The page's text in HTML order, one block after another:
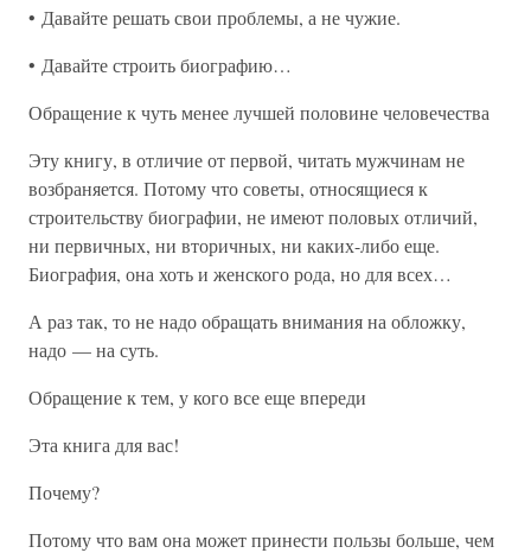
• Давайте решать свои проблемы, а не чужие.
• Давайте строить биографию…
Обращение к чуть менее лучшей половине человечества
Эту книгу, в отличие от первой, читать мужчинам не
возбраняется. Потому что советы, относящиеся к
строительству биографии, не имеют половых отличий,
ни первичных, ни вторичных, ни каких-либо еще.
Биография, она хоть и женского рода, но для всех…
А раз так, то не надо обращать внимания на обложку,
надо — на суть.
Обращение к тем, у кого все еще впереди
Эта книга для вас!
Почему?
Потому что вам она может принести пользы больше, чем